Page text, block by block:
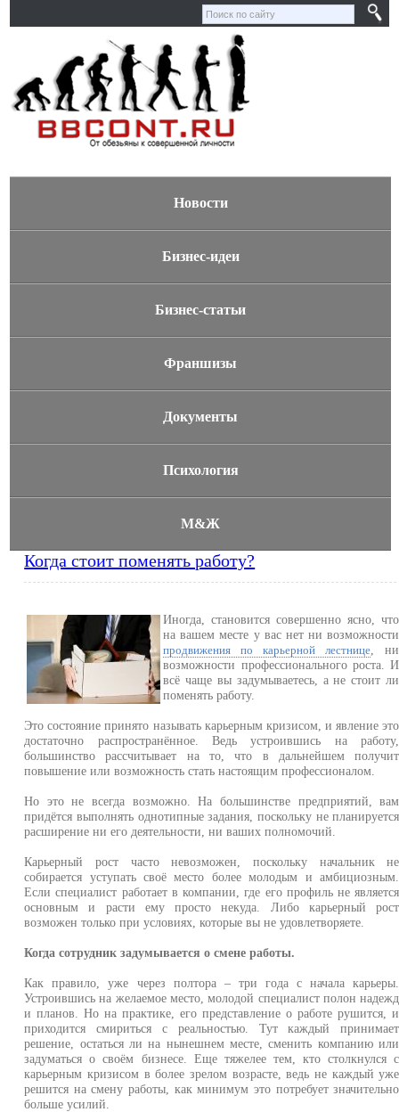
Новости
Бизнес-идеи
Бизнес-статьи
Франшизы
Документы
Психология
М&Ж
Когда стоит поменять работу?
Иногда, становится совершенно ясно, что
на вашем месте у вас нет ни возможности
продвижения по карьерной лестнице , ни
возможности профессионального роста. И
всё чаще вы задумываетесь, а не стоит ли
поменять работу.
Это состояние принято называть карьерным кризисом, и явление это
достаточно распространённое. Ведь устроившись на работу,
большинство рассчитывает на то, что в дальнейшем получит
повышение или возможность стать настоящим профессионалом.
Но это не всегда возможно. На большинстве предприятий, вам
придётся выполнять однотипные задания, поскольку не планируется
расширение ни его деятельности, ни ваших полномочий.
Карьерный рост часто невозможен, поскольку начальник не
собирается уступать своё место более молодым и амбициозным.
Если специалист работает в компании, где его профиль не является
основным и расти ему просто некуда. Либо карьерный рост
возможен только при условиях, которые вы не удовлетворяете.
Когда сотрудник задумывается о смене работы.
Как правило, уже через полтора – три года с начала карьеры.
Устроившись на желаемое место, молодой специалист полон надежд
и планов. Но на практике, его представление о работе рушится, и
приходится смириться с реальностью. Тут каждый принимает
решение, остаться ли на нынешнем месте, сменить компанию или
задуматься о своём бизнесе. Еще тяжелее тем, кто столкнулся с
карьерным кризисом в более зрелом возрасте, ведь не каждый уже
решится на смену работы, как минимум это потребует значительно
больше усилий.